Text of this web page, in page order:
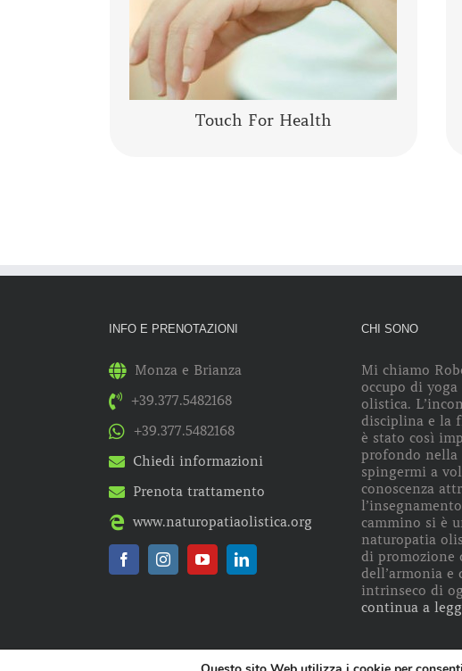
Touch For Health
CONTINUA A LEGGERE
INFO E PRENOTAZIONI
Monza e Brianza
+39.377.5482168
+39.377.5482168
Chiedi informazioni
Prenota trattamento
www.naturopatiaolistica.org
CHI SONO
Mi chiamo
occupo di
olistica.
disciplina e la
è stato così
profondo nella
spingermi a
conoscenza
cammino si è
naturopatia
di promozione
dell’armonia e
intrinseco di
continua a